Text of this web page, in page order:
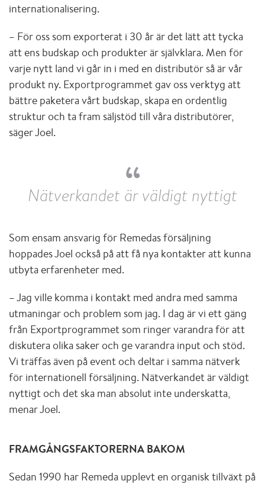
internationalisering.
– För oss som exporterat i 30 år är det lätt att tycka
att ens budskap och produkter är självklara. Men för
varje nytt land vi går in i med en distributör så är vår
produkt ny. Exportprogrammet gav oss verktyg att
bättre paketera vårt budskap, skapa en ordentlig
struktur och ta fram säljstöd till våra distributörer,
säger Joel.
Nätverkandet är väldigt nyttigt
Som ensam ansvarig för Remedas försäljning
hoppades Joel också på att få nya kontakter att kunna
utbyta erfarenheter med.
– Jag ville komma i kontakt med andra med samma
utmaningar och problem som jag. I dag är vi ett gäng
från Exportprogrammet som ringer varandra för att
diskutera olika saker och ge varandra input och stöd.
Vi träffas även på event och deltar i samma nätverk
för internationell försäljning. Nätverkandet är väldigt
nyttigt och det ska man absolut inte underskatta,
menar Joel.
FRAMGÅNGSFAKTORERNA BAKOM
Sedan 1990 har Remeda upplevt en organisk tillväxt på